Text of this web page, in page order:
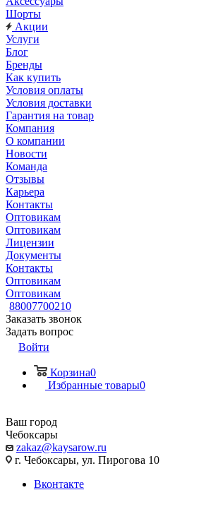
Шорты
Акции
Услуги
Блог
Бренды
Как купить
Условия оплаты
Условия доставки
Гарантия на товар
Компания
О компании
Новости
Команда
Отзывы
Карьера
Контакты
Оптовикам
Оптовикам
Лицензии
Документы
Контакты
Оптовикам
Оптовикам
88007700210
Заказать звонок
Задать вопрос
Войти
Корзина0
Избранные товары0
Ваш город
Чебоксары
zakaz@kaysarow.ru
г. Чебоксары, ул. Пирогова 10
Вконтакте